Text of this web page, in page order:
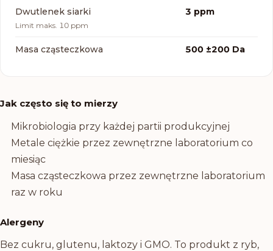
Dwutlenek siarki
Limit maks. 10 ppm
3 ppm
Masa cząsteczkowa 500 ±200 Da
Jak często się to mierzy
Mikrobiologia przy każdej partii produkcyjnej
Metale ciężkie przez zewnętrzne laboratorium co
miesiąc
Masa cząsteczkowa przez zewnętrzne laboratorium
raz w roku
Alergeny
Bez cukru, glutenu, laktozy i GMO. To produkt z ryb,